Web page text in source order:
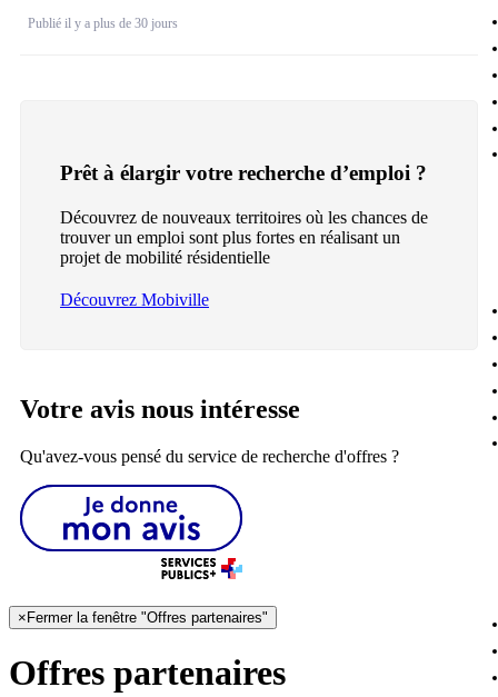
Publié il y a plus de 30 jours
Prêt à élargir votre recherche d’emploi ?
Découvrez de nouveaux territoires où les chances de
trouver un emploi sont plus fortes en réalisant un
projet de mobilité résidentielle
Découvrez Mobiville
Votre avis nous intéresse
Qu'avez-vous pensé du service de recherche d'offres ?
× Fermer la fenêtre "Offres partenaires"
Offres partenaires